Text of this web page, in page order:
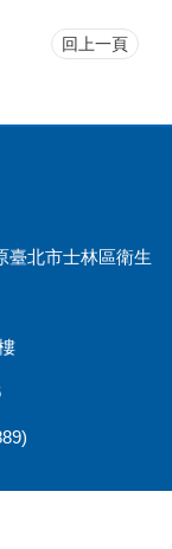
回上一頁
臺北市士林區衛生
樓